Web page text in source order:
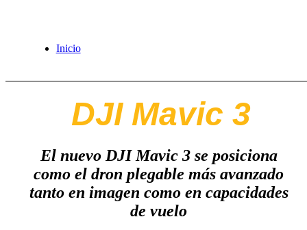
Inicio
DJI Mavic 3
El nuevo DJI Mavic 3 se posiciona
como el dron plegable más avanzado
tanto en imagen como en capacidades
de vuelo